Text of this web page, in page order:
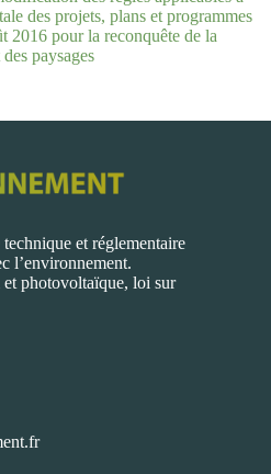
des projets, plans et programmes
2016 pour la reconquête de la
paysages
et réglementaire
l’environnement.
photovoltaïque, loi sur